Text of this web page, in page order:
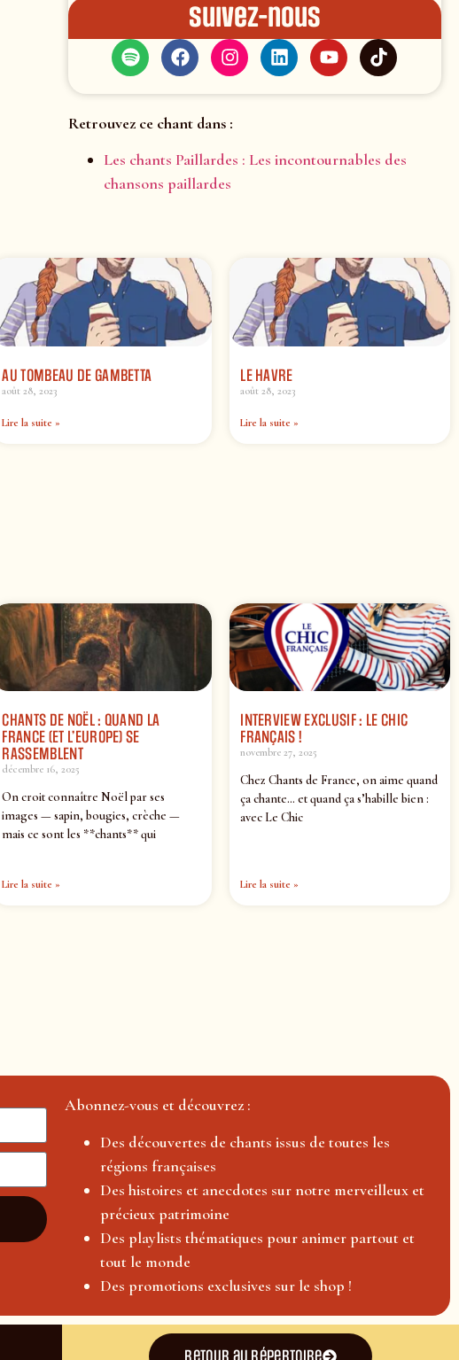
Suivez-nous
Retrouvez ce chant dans :
Les chants Paillardes : Les incontournables des
chansons paillardes
AU TOMBEAU DE GAMBETTA
août 28, 2023
Lire la suite »
LE HAVRE
août 28, 2023
Lire la suite »
CHANTS DE NOËL : QUAND LA
FRANCE (ET L’EUROPE) SE
RASSEMBLENT
décembre 16, 2025
On croit connaître Noël par ses
images — sapin, bougies, crèche —
mais ce sont les **chants** qui
Lire la suite »
INTERVIEW EXCLUSIF : LE CHIC
FRANÇAIS !
novembre 27, 2025
Chez Chants de France, on aime quand
ça chante… et quand ça s’habille bien :
avec Le Chic
Lire la suite »
Abonnez-vous et découvrez :
Des découvertes de chants issus de toutes les
régions françaises
Des histoires et anecdotes sur notre merveilleux et
précieux patrimoine
Des playlists thématiques pour animer partout et
tout le monde
Des promotions exclusives sur le shop !